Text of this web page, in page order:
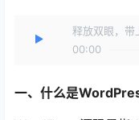
释放双眼，带
00:00
一、什么是